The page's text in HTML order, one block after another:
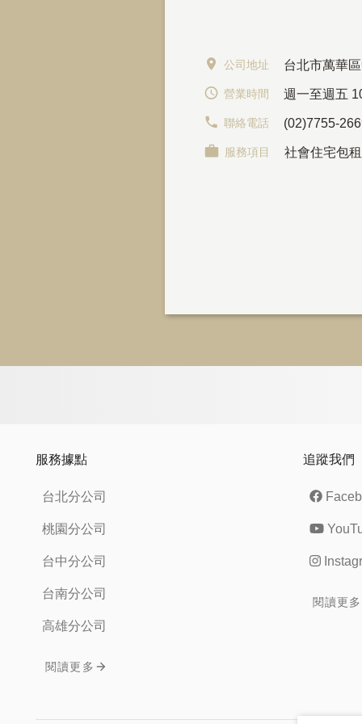
公司地址 台北市萬華
營業時間 週一至週五
聯絡電話 (02)7755-
服務項目 社會住宅包
服務據點
台北分公司
桃園分公司
台中分公司
台南分公司
高雄分公司
閱讀更多
追蹤我們
閱讀更多